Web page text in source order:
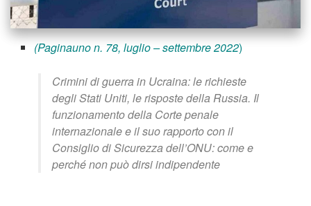
(Paginauno n. 78, luglio – settembre 2022)
Crimini di guerra in Ucraina: le richieste
degli Stati Uniti, le risposte della Russia. Il
funzionamento della Corte penale
internazionale e il suo rapporto con il
Consiglio di Sicurezza dell’ONU: come e
perché non può dirsi indipendente